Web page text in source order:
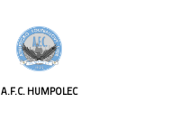
A.F.C. HUMPOLEC